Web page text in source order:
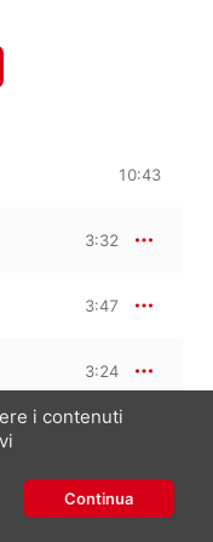
10:43
3:32
3:47
3:24
i contenuti
Continua